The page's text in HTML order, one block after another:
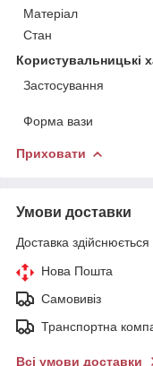
Матеріал
Стан
Користувальницькі
Застосування
Форма вази
Приховати
Умови доставки
Доставка здійснюється
Нова Пошта
Самовивіз
Транспортна
Всі умови доставки